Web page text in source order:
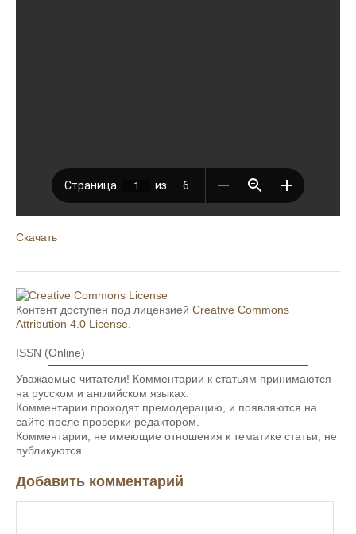
Скачать
Контент доступен под лицензией Creative Commons
Attribution 4.0 License
ISSN (Online)
Уважаемые читатели! Комментарии к статьям принимаются
на русском и английском языках.
Комментарии проходят премодерацию, и появляются на
сайте после проверки редактором.
Комментарии, не имеющие отношения к тематике статьи, не
публикуются.
Добавить комментарий